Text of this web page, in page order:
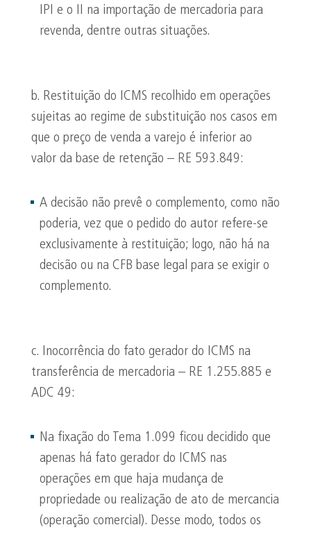
IPI e o II na importação de mercadoria para
revenda, dentre outras situações.
b. Restituição do ICMS recolhido em operações
sujeitas ao regime de substituição nos casos em
que o preço de venda a varejo é inferior ao
valor da base de retenção – RE 593.849:
A decisão não prevê o complemento, como não
poderia, vez que o pedido do autor refere-se
exclusivamente à restituição; logo, não há na
decisão ou na CFB base legal para se exigir o
complemento.
c. Inocorrência do fato gerador do ICMS na
transferência de mercadoria – RE 1.255.885 e
ADC 49:
Na fixação do Tema 1.099 ficou decidido que
apenas há fato gerador do ICMS nas
operações em que haja mudança de
propriedade ou realização de ato de mercancia
(operação comercial). Desse modo, todos os